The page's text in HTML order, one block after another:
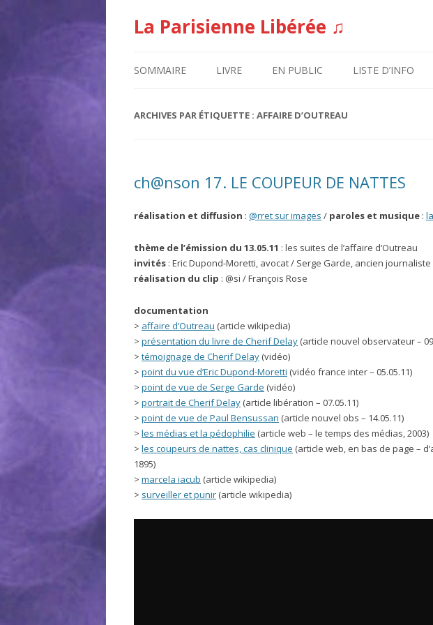
La Parisienne Libérée ♫
SOMMAIRE LIVRE EN PUBLIC LISTE D’INFO
ARCHIVES PAR ÉTIQUETTE : AFFAIRE D’OUTREAU
ch@nson 17. LE COUPEUR DE NATTES
réalisation et diffusion : @rret sur images / paroles et musique :
thème de l’émission du 13.05.11 : les suites de l’affaire d’Outreau
invités : Eric Dupond-Moretti, avocat / Serge Garde, ancien journaliste
réalisation du clip : @si / François Rose
documentation
> affaire d’Outreau (article wikipedia)
> présentation du livre de Cherif Delay (article nouvel observateur –
> témoignage de Cherif Delay (vidéo)
> point du vue d’Eric Dupond-Moretti (vidéo france inter – 05.05.11)
> point de vue de Serge Garde (vidéo)
> portrait de Cherif Delay (article libération – 07.05.11)
> point de vue de Paul Bensussan (article nouvel obs – 14.05.11)
> les médias et la pédophilie (article web – le temps des médias, 2003)
> les coupeurs de nattes, cas clinique (article web, en bas de page –
1895)
> marcela iacub (article wikipedia)
> surveiller et punir (article wikipedia)